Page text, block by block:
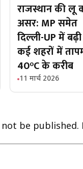
राजस्थान की लू
असर: MP समेत
दिल्ली-UP में बढ़ी
कई शहरों में
40°C के करीब
11 मार्च 2026
be published.